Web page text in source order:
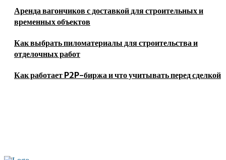
Аренда вагончиков с доставкой для строительных и
временных объектов
Как выбрать пиломатериалы для строительства и
отделочных работ
Как работает P2P-биржа и что учитывать перед сделкой